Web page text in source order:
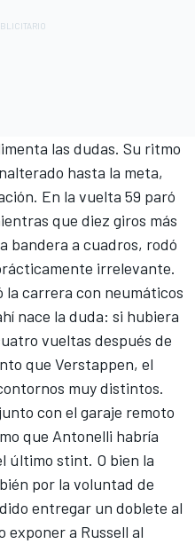
las dudas. Su ritmo
hasta la meta,
En la vuelta 59 paró
que diez giros más
bandera a cuadros, rodó
irrelevante.
la carrera con neumáticos
nace la duda: si hubiera
vueltas después de
que Verstappen, el
muy distintos.
con el garaje remoto
que Antonelli habría
último stint. O bien la
por la voluntad de
entregar un doblete al
exponer a Russell al